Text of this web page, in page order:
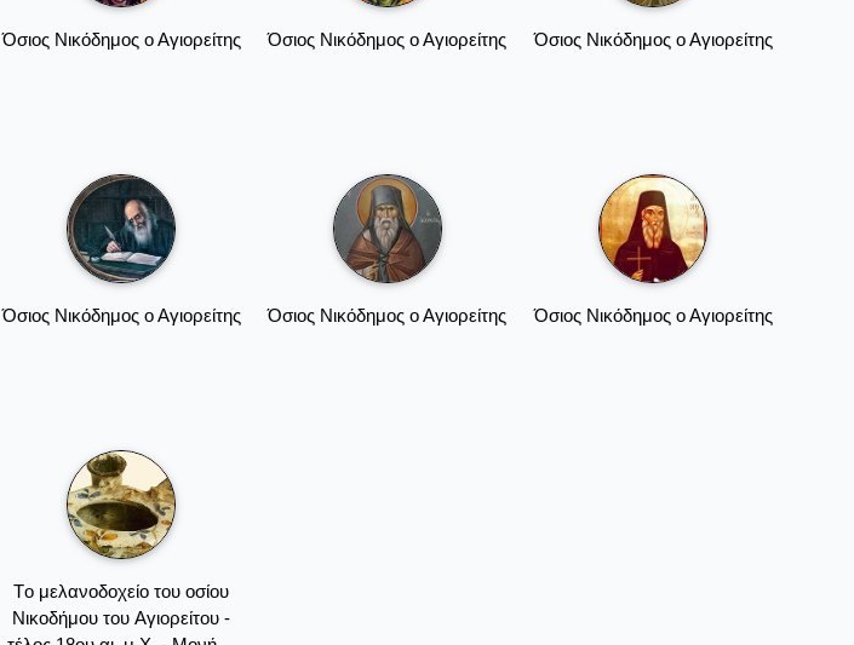
Όσιος Νικόδημος ο Αγιορείτης Όσιος Νικόδημος ο Αγιορείτης Όσιος Νικόδημος ο Αγιορείτης
Όσιος Νικόδημος ο Αγιορείτης Όσιος Νικόδημος ο Αγιορείτης Όσιος Νικόδημος ο Αγιορείτης
Tο μελανοδοχείο του οσίου
Nικοδήμου του Aγιορείτου -